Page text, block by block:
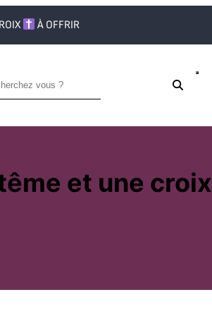
À OFFRIR
et une croix